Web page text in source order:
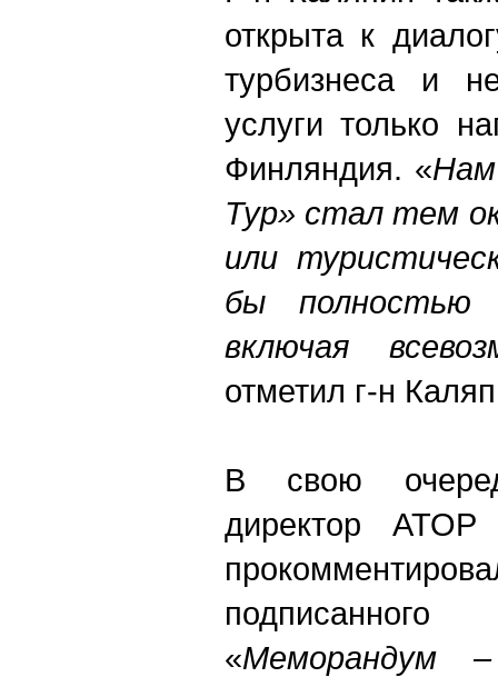
открыта к
турбизнеса и
услуги только
Финляндия. «
Тур» стал тем
или
бы полностью
включая
отметил г-н
В свою
директор
«Меморандум